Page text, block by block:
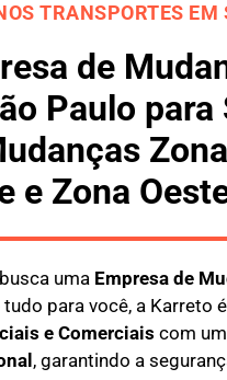
TRANSPORTES EM
de
Paulo
e Zona
umaEmpresa de
para você, a Karreto
e Comerciais com
, garantindo a